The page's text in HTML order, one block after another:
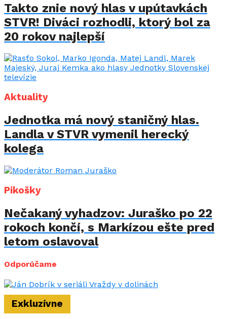
Takto znie nový hlas v upútavkách
STVR! Diváci rozhodli, ktorý bol za
20 rokov najlepší
Aktuality
Jednotka má nový staničný hlas.
Landla v STVR vymenil herecký
kolega
Pikošky
Nečakaný vyhadzov: Juraško po 22
rokoch končí, s Markízou ešte pred
letom oslavoval
Odporúčame
Exkluzívne